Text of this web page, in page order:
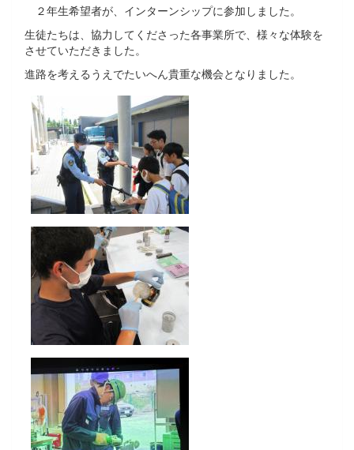
２年生希望者が、インターンシップに参加しました。
生徒たちは、協力してくださった各事業所で、様々な体験を
させていただきました。
進路を考えるうえでたいへん貴重な機会となりました。